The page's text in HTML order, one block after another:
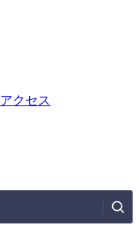
クセス